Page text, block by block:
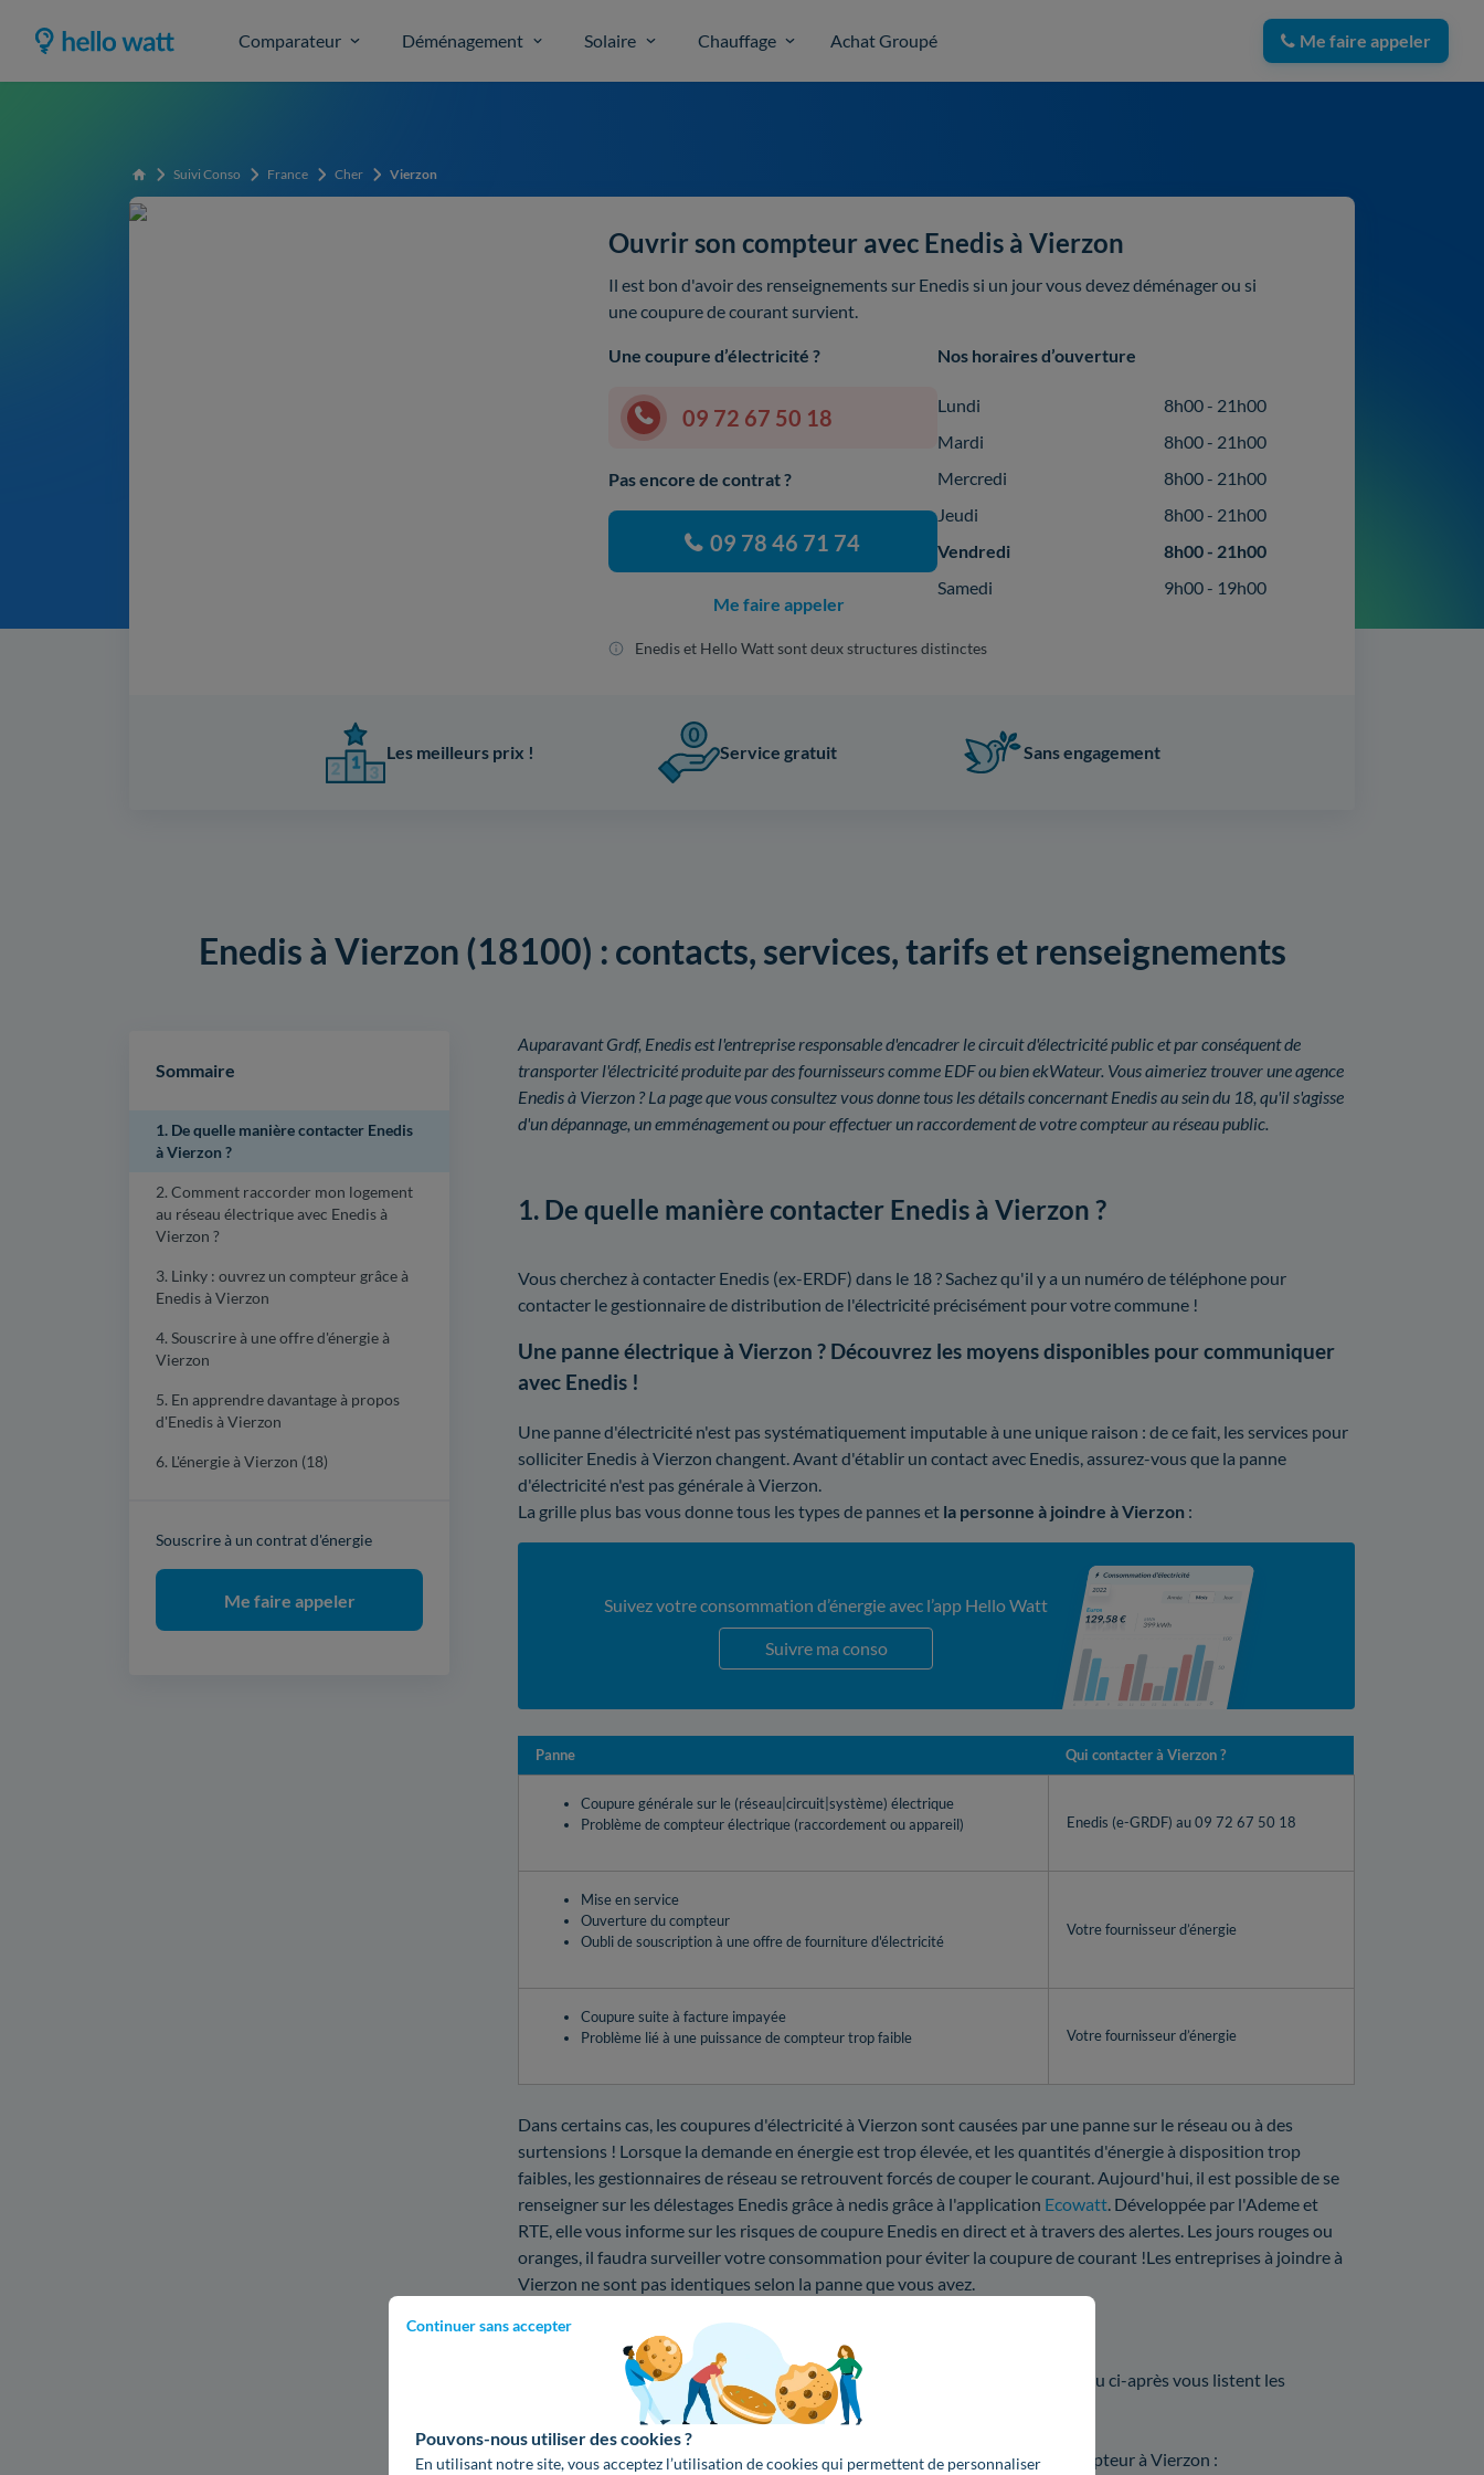
Comparateur Déménagement Solaire Chauffage Achat Groupé Me faire appeler
Continuer sans accepter
Pouvons-nous utiliser des cookies ?
En utilisant notre site, vous acceptez l’utilisation de cookies qui permettent de personnaliser
Accueil Suivi Conso France Cher Vierzon
Ouvrir son compteur avec Enedis à Vierzon
Il est bon d'avoir des renseignements sur Enedis si un jour vous devez déménager ou si
une coupure de courant survient.
Une coupure d’électricité ?
09 72 67 50 18
Pas encore de contrat ?
09 78 46 71 74
Me faire appeler
Nos horaires d’ouverture
Lundi
8h00 - 21h00
Mardi
8h00 - 21h00
Mercredi
8h00 - 21h00
Jeudi
8h00 - 21h00
Vendredi
8h00 - 21h00
Samedi
9h00 - 19h00
Enedis et Hello Watt sont deux structures distinctes
Les meilleurs prix ! Service gratuit Sans engagement
Enedis à Vierzon (18100) : contacts, services, tarifs et renseignements
Sommaire
1. De quelle manière contacter Enedis
à Vierzon ?
2. Comment raccorder mon logement
au réseau électrique avec Enedis à
Vierzon ?
3. Linky : ouvrez un compteur grâce à
Enedis à Vierzon
4. Souscrire à une offre d'énergie à
Vierzon
5. En apprendre davantage à propos
d'Enedis à Vierzon
6. L'énergie à Vierzon (18)
Souscrire à un contrat d'énergie
Me faire appeler
Auparavant Grdf, Enedis est l'entreprise responsable d'encadrer le circuit d'électricité public et par conséquent de
transporter l'électricité produite par des fournisseurs comme EDF ou bien ekWateur. Vous aimeriez trouver une agence
Enedis à Vierzon ? La page que vous consultez vous donne tous les détails concernant Enedis au sein du 18, qu'il s'agisse
d'un dépannage, un emménagement ou pour effectuer un raccordement de votre compteur au réseau public.
1. De quelle manière contacter Enedis à Vierzon ?
Vous cherchez à contacter Enedis (ex-ERDF) dans le 18 ? Sachez qu'il y a un numéro de téléphone pour
contacter le gestionnaire de distribution de l'électricité précisément pour votre commune !
Une panne électrique à Vierzon ? Découvrez les moyens disponibles pour communiquer
avec Enedis !
Une panne d'électricité n'est pas systématiquement imputable à une unique raison : de ce fait, les services pour
solliciter Enedis à Vierzon changent. Avant d'établir un contact avec Enedis, assurez-vous que la panne
d'électricité n'est pas générale à Vierzon.
La grille plus bas vous donne tous les types de pannes et la personne à joindre à Vierzon :
Suivez votre consommation d’énergie avec l’app Hello Watt
Suivre ma conso
Panne Qui contacter à Vierzon ?
Coupure générale sur le (réseau|circuit|système) électrique
Problème de compteur électrique (raccordement ou appareil)
Enedis (e-GRDF) au 09 72 67 50 18
Mise en service
Ouverture du compteur
Oubli de souscription à une offre de fourniture d'électricité
Votre fournisseur d’énergie
Coupure suite à facture impayée
Problème lié à une puissance de compteur trop faible
Votre fournisseur d’énergie
Dans certains cas, les coupures d'électricité à Vierzon sont causées par une panne sur le réseau ou à des
surtensions ! Lorsque la demande en énergie est trop élevée, et les quantités d'énergie à disposition trop
faibles, les gestionnaires de réseau se retrouvent forcés de couper le courant. Aujourd'hui, il est possible de se
renseigner sur les délestages Enedis grâce à nedis grâce à l'application Ecowatt. Développée par l'Ademe et
RTE, elle vous informe sur les risques de coupure Enedis en direct et à travers des alertes. Les jours rouges ou
oranges, il faudra surveiller votre consommation pour éviter la coupure de courant !Les entreprises à joindre à
Vierzon ne sont pas identiques selon la panne que vous avez.
Quel est le coût d'une intervention au sein du 18100 ?
Besoin d'en apprendre plus sur le dépannage Enedis dans le Cher ? Les tableau ci-après vous listent les
montants fixés par Enedis dans le Cher pour une telle opération
Réadaptation de votre puissance électrique
Voici les montants d'Enedis pour un changement de puissance sur votre compteur à Vierzon :